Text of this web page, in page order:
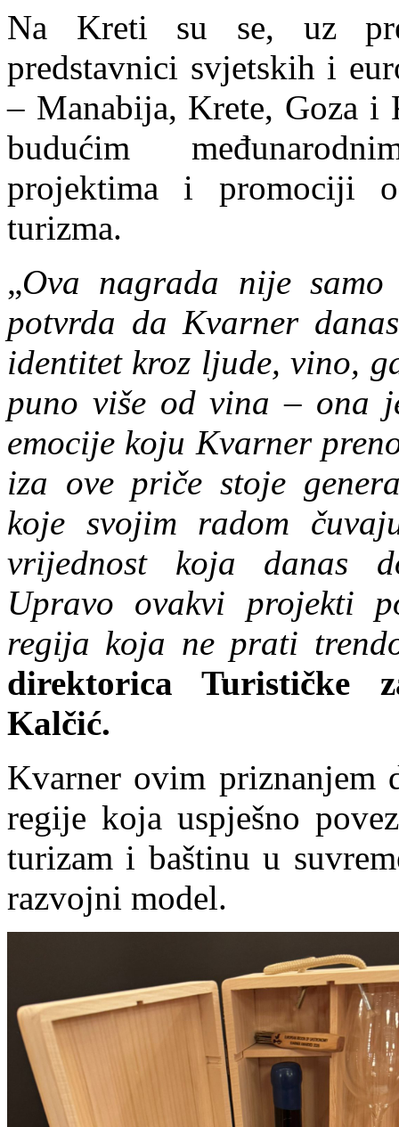
Na Kreti su se, uz
predstavnici svjetskih i
– Manabija, Krete, Goza i
budućim
projektima i promociji
turizma.
„Ova nagrada nije
potvrda da Kvarner
identitet kroz ljude, vino,
puno više od vina – ona
emocije koju Kvarner
iza ove priče stoje
koje svojim radom
vrijednost koja danas
Upravo ovakvi projekti
regija koja ne prati
direktorica Turističke
Kalčić.
Kvarner ovim priznanjem
regije koja uspješno
turizam i baštinu u
razvojni model.